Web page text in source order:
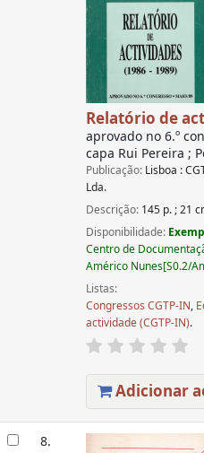
Relatório de
aprovado no 6.º
capa Rui Pereira ;
Publicação: Lisboa :
Lda.
Descrição: 145 p. ; 21
Disponibilidade:
Centro de
Américo Nunes[S0.2/
Listas:
Congressos CGTP-IN,
actividade (CGTP-IN).
Adicionar
8.